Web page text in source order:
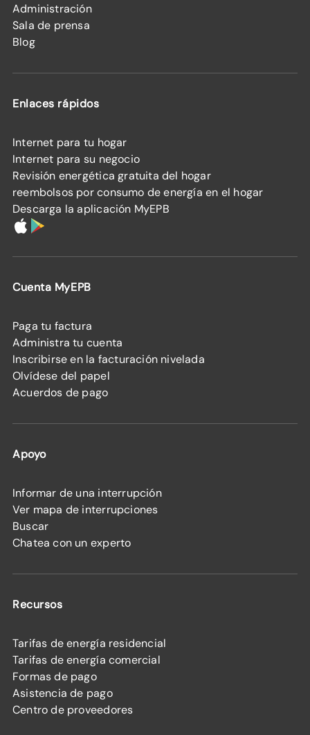
Administración
Sala de prensa
Blog
Enlaces rápidos
Internet para tu hogar
Internet para su negocio
Revisión energética gratuita del hogar
reembolsos por consumo de energía en el hogar
Descarga la aplicación MyEPB
Cuenta MyEPB
Paga tu factura
Administra tu cuenta
Inscribirse en la facturación nivelada
Olvídese del papel
Acuerdos de pago
Apoyo
Informar de una interrupción
Ver mapa de interrupciones
Buscar
Chatea con un experto
Recursos
Tarifas de energía residencial
Tarifas de energía comercial
Formas de pago
Asistencia de pago
Centro de proveedores